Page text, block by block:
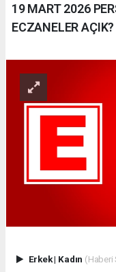
19 MART 2026
ECZANELER AÇIK?
Erkek| Kadın (Haberi